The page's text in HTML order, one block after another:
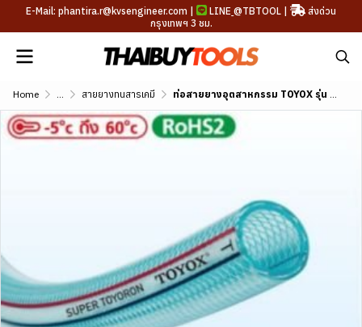
E-Mail: phantira.r@kvsengineer.com | LINE @TBTOOL |
ส่งด่วน
กรุงเทพฯ 3 ชม.
Home ... สายยางทนสารเคมี ท่อสายยางอุตสาหกรรม TOYOX รุ่น SUPER ขนาด 1/4"-3"